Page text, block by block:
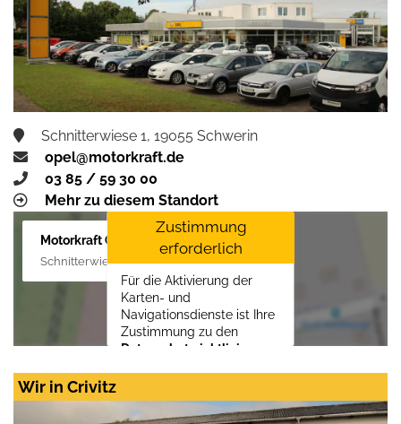
Schnitterwiese 1, 19055 Schwerin
opel@motorkraft.de
03 85 / 59 30 00
Mehr zu diesem Standort
Motorkraft GmbH
Schnitterwiese 1, 19055 Schwerin
Zustimmung
erforderlich
Für die Aktivierung der
Karten- und
Navigationsdienste ist Ihre
Zustimmung zu den
Datenschutzrichtlinien
Zustimmen und
Wir in Crivitz